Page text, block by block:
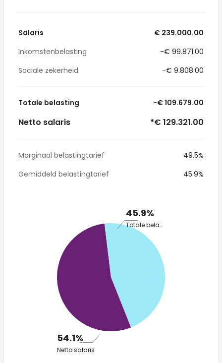
Salaris
€ 239.000.00
Inkomstenbelasting
-€ 99.871.00
Sociale zekerheid
-€ 9.808.00
Totale belasting -€ 109.679.00
Netto salaris *€ 129.321.00
Marginaal belastingtarief
49.5%
Gemiddeld belastingtarief
45.9%
45.9%
Totale belasting
54.1%
Netto salaris